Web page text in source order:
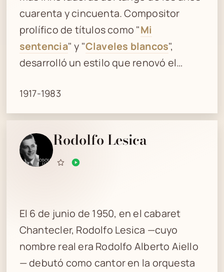
cuarenta y cincuenta. Compositor
prolífico de títulos como "Mi
sentencia" y "Claveles blancos",
desarrolló un estilo que renovó el…
1917-1983
Rodolfo Lesica
El 6 de junio de 1950, en el cabaret
Chantecler, Rodolfo Lesica —cuyo
nombre real era Rodolfo Alberto Aiello
— debutó como cantor en la orquesta